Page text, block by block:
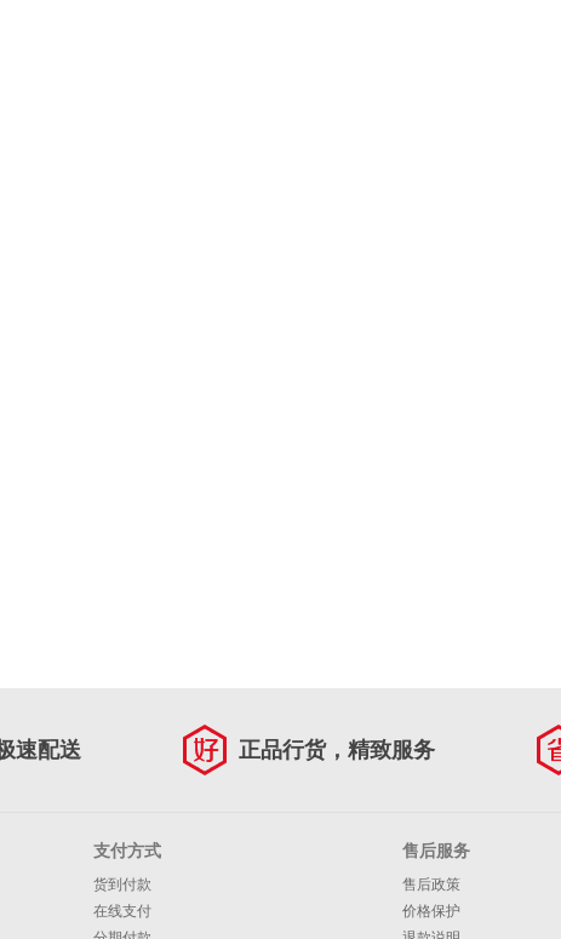
速配送 正品行货，精致服务
支付方式
货到付款
在线支付
售后服务
售后政策
价格保护